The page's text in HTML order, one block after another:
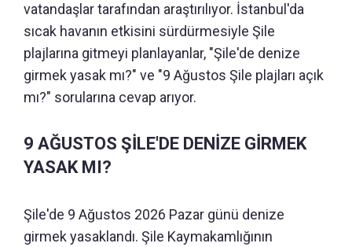
vatandaşlar tarafından araştırılıyor. İstanbul'da
sıcak havanın etkisini sürdürmesiyle Şile
plajlarına gitmeyi planlayanlar, "Şile'de denize
girmek yasak mı?" ve "9 Ağustos Şile plajları açık
mı?" sorularına cevap arıyor.
9 AĞUSTOS ŞİLE'DE DENİZE GİRMEK
YASAK MI?
Şile'de 9 Ağustos 2026 Pazar günü denize
girmek yasaklandı. Şile Kaymakamlığının